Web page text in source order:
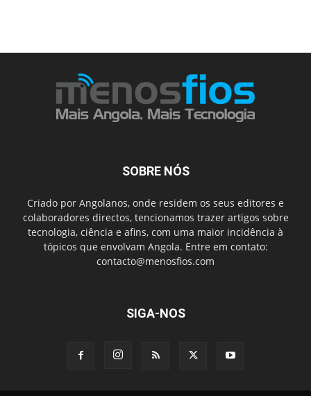
SOBRE NÓS
Criado por Angolanos, onde residem os seus editores e
colaboradores directos, tencionamos trazer artigos sobre
tecnologia, ciência e afins, com uma maior incidência à
tópicos que envolvam Angola. Entre em contato:
contacto@menosfios.com
SIGA-NOS